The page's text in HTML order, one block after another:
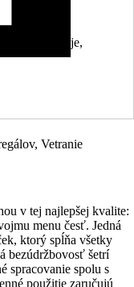
stroje,
Vetranie
v tej najlepšej kvalite:
menu česť. Jedná
ktorý spĺňa všetky
bezúdržbovosť šetrí
spracovanie spolu s
použitie zaručujú